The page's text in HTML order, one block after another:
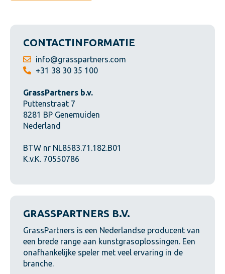
CONTACTINFORMATIE
info@grasspartners.com
+31 38 30 35 100
GrassPartners b.v.
Puttenstraat 7
8281 BP Genemuiden
Nederland
BTW nr NL8583.71.182.B01
K.v.K. 70550786
GRASSPARTNERS B.V.
GrassPartners is een Nederlandse producent van
een brede range aan kunstgrasoplossingen. Een
onafhankelijke speler met veel ervaring in de
branche.